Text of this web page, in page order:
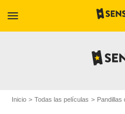
menu
Inicio Todas las películas Pandillas